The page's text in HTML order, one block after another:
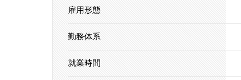
雇用形態
勤務体系
就業時間